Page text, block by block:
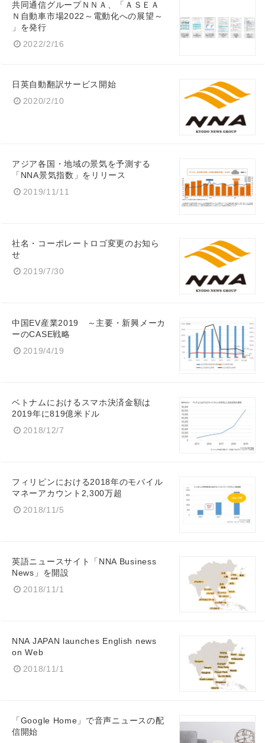
共同通信グループＮＮＡ、「ＡＳＥＡ
Ｎ自動車市場2022～電動化への展望～
」を発行
2022/2/16
日英自動翻訳サービス開始
2020/2/10
アジア各国・地域の景気を予測する
「NNA景気指数」をリリース
2019/11/11
社名・コーポレートロゴ変更のお知ら
せ
2019/7/30
中国EV産業2019 ～主要・新興メーカ
ーのCASE戦略
2019/4/19
ベトナムにおけるスマホ決済金額は
2019年に819億米ドル
2018/12/7
フィリピンにおける2018年のモバイル
マネーアカウント2,300万超
2018/11/5
英語ニュースサイト「NNA Business
News」を開設
2018/11/1
NNA JAPAN launches English news
on Web
2018/11/1
「Google Home」で音声ニュースの配
信開始